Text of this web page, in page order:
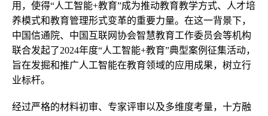
用，使得“人工智能+教育”成为推动教育教学方式、人才培
养模式和教育管理形式变革的重要力量。在这一背景下，
中国信通院、中国互联网协会智慧教育工作委员会等机构
联合发起了2024年度“人工智能+教育”典型案例征集活动，
旨在发掘和推广人工智能在教育领域的应用成果，树立行
业标杆。
经过严格的材料初审、专家评审以及多维度考量，十方融